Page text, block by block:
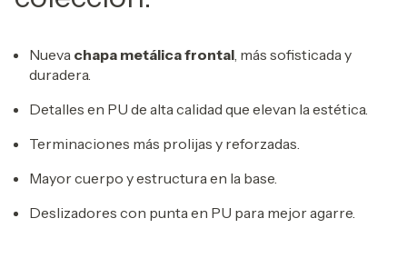
Nueva chapa metálica frontal , más sofisticada y
duradera.
Detalles en PU de alta calidad que elevan la estética.
Terminaciones más prolijas y reforzadas.
Mayor cuerpo y estructura en la base.
Deslizadores con punta en PU para mejor agarre.